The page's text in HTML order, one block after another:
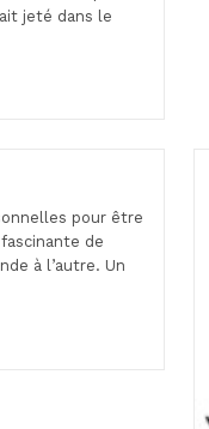
jeté dans le
pour être
de
à l’autre. Un